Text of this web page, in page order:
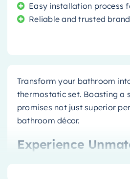
Easy installation process
Reliable and trusted
Transform your bathroom
thermostatic set. Boasting a
promises not just superior
bathroom décor.
Experience
With its advanced